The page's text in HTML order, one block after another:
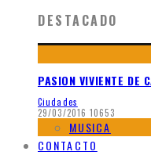
DESTACADO
PASION VIVIENTE DE
Ciudades
29/03/2016 10653
MUSICA
CONTACTO